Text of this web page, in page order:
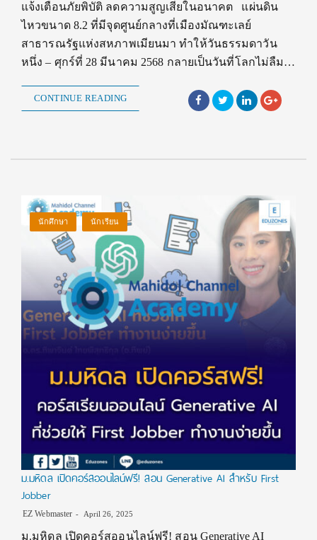
แจ้งเตือนภัยพิบัติ ลดความสูญเสียในอนาคต แผ่นดิน
ไหวขนาด 8.2 ที่มีจุดศูนย์กลางที่เมืองมัณฑะเลย์
สาธารณรัฐแห่งสหภาพเมียนมา ทำให้วันธรรมดาวัน
หนึ่ง – ศุกร์ที่ 28 มีนาคม 2568 กลายเป็นวันที่โลกไม่ลืม…
CONTINUE READING
นักศึกษา นักเรียน
ม.มหิดล เปิดคอร์สออนไลน์ฟรี! สอน Generative AI สำหรับ First
Jobber
EZ Webmaster April 26, 2025
ม.มหิดล เปิดคอร์สออนไลน์ฟรี! สอน Generative AI